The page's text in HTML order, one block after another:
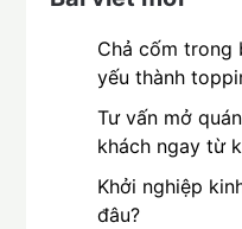
Chả cốm trong
yếu thành
Tư vấn mở
khách ngay từ
Khởi nghiệp
đâu?